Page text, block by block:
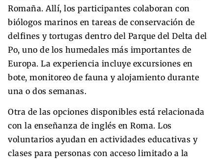
Romaña. Allí, los participantes colaboran con
biólogos marinos en tareas de conservación de
delfines y tortugas dentro del Parque del Delta del
Po, uno de los humedales más importantes de
Europa. La experiencia incluye excursiones en
bote, monitoreo de fauna y alojamiento durante
una o dos semanas.
Otra de las opciones disponibles está relacionada
con la enseñanza de inglés en Roma. Los
voluntarios ayudan en actividades educativas y
clases para personas con acceso limitado a la